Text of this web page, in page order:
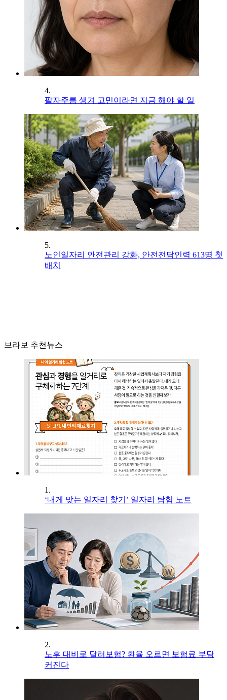
4.
팔자주름 생겨 고민이라면 지금 해야 할 일
5.
노인일자리 안전관리 강화, 안전전담인력 613명 첫
배치
브라보 추천뉴스
1.
‘내게 맞는 일자리 찾기’ 일자리 탐험 노트
2.
노후 대비로 달러보험? 환율 오르면 보험료 부담
커진다